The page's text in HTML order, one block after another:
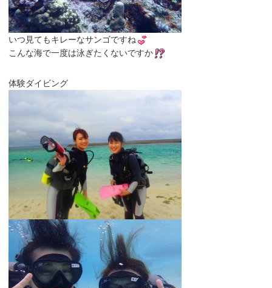
いつ見てもキレーなサンゴですね
こんな海で一度は泳ぎたくないですか
体験ダイビング